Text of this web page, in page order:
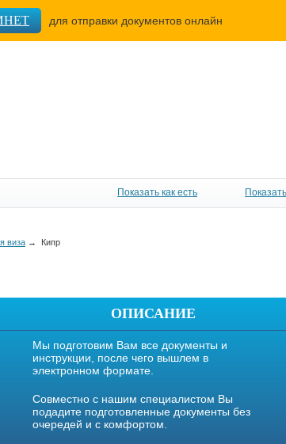
для отправки документов онлайн
Показать как есть
виза → Кипр
ОПИСАНИЕ
Мы подготовим Вам все документы и
инструкции, после чего вышлем в
электронном формате.
Совместно с нашим специалистом Вы
подадите подготовленные документы без
очередей и с комфортом.